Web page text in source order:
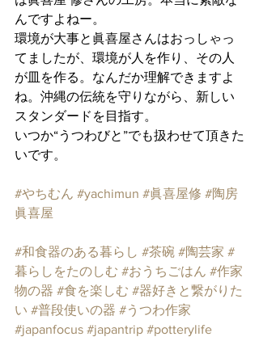
んですよねー。
環境が大事と眞喜屋さんはおっしゃっ
てましたが、環境が人を作り、その人
が皿を作る。なんだか理解できますよ
ね。沖縄の伝統を守りながら、新しい
スタンダードを目指す。
いつか“うつわびと”でも扱わせて頂きた
いです。
#やちむん #yachimun #眞喜屋修 #陶房
眞喜屋
#和食器のある暮らし #茶碗 #陶芸家 #
暮らしをたのしむ #おうちごはん #作家
物の器 #食を楽しむ #器好きと繋がりた
い #普段使いの器 #うつわ作家
#japanfocus #japantrip #potterylife